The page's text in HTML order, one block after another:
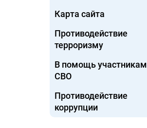
Карта сайта
Противодействие
терроризму
В помощь участникам
СВО
Противодействие
коррупции